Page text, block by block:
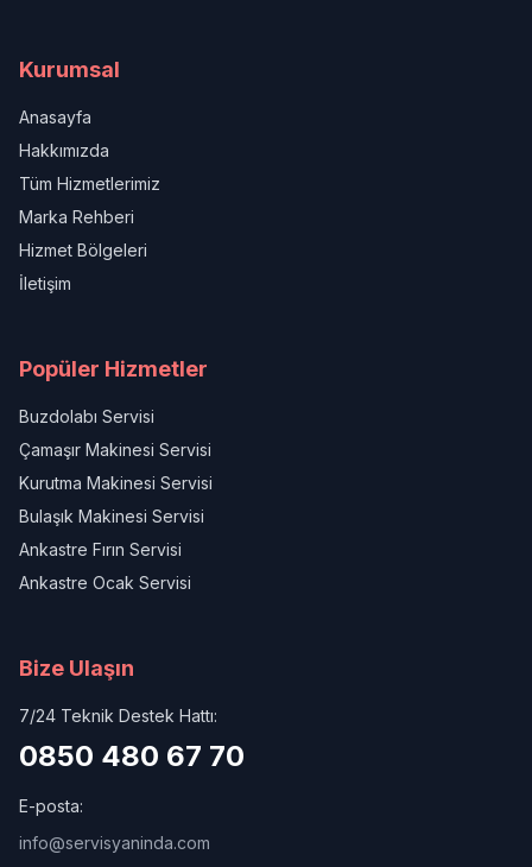
Kurumsal
Anasayfa
Hakkımızda
Tüm Hizmetlerimiz
Marka Rehberi
Hizmet Bölgeleri
İletişim
Popüler Hizmetler
Buzdolabı Servisi
Çamaşır Makinesi Servisi
Kurutma Makinesi Servisi
Bulaşık Makinesi Servisi
Ankastre Fırın Servisi
Ankastre Ocak Servisi
Bize Ulaşın
7/24 Teknik Destek Hattı:
0850 480 67 70
E-posta:
info@servisyaninda.com